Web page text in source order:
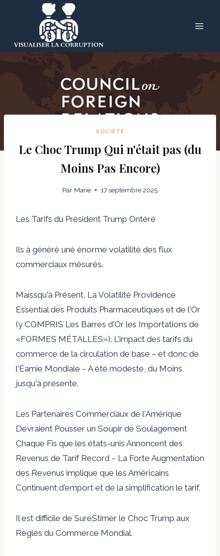
SOCIÉTÉ
Le Choc Trump Qui n'était pas (du
Moins Pas Encore)
Par Marie 17 septembre 2025
Les Tarifs du Président Trump Ontéré
Ils à généré uné énorme volatilité des flux
commerciaux mésurés.
Maissqu'à Présent, La Volatilité Providence
Essential des Produits Pharmaceutiques et de l'Or
(y COMPRIS Les Barres d'Or les Importations de
«FORMES MÉTALLES»). L'impact des tarifs du
commerce de la circulation de base – et donc de
l'Éamie Mondiale – A été modeste, du Moins
jusqu'à presente.
Les Partenaires Commerciaux de l'Amérique
Devraient Pousser un Soupir de Soulagement
Chaque Fis que les états-unis Annoncent des
Revenus de Tarif Record – La Forte Augmentation
des Revenus implique que les Américains
Continuent d'emport et de la simplification le tarif.
Il est difficile de SureStimer le Choc Trump aux
Règles du Commerce Mondial.